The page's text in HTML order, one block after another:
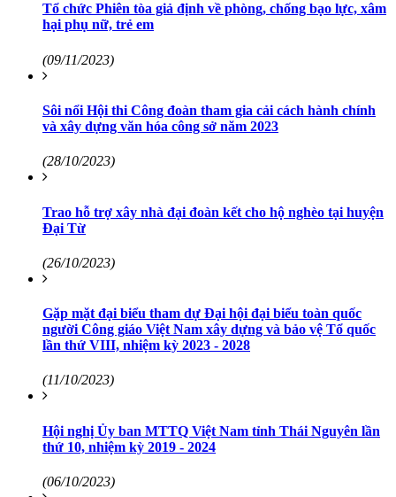
Tổ chức Phiên tòa giả định về phòng, chống bạo lực, xâm
hại phụ nữ, trẻ em
(09/11/2023)
Sôi nổi Hội thi Công đoàn tham gia cải cách hành chính
và xây dựng văn hóa công sở năm 2023
(28/10/2023)
Trao hỗ trợ xây nhà đại đoàn kết cho hộ nghèo tại huyện
Đại Từ
(26/10/2023)
Gặp mặt đại biểu tham dự Đại hội đại biểu toàn quốc
người Công giáo Việt Nam xây dựng và bảo vệ Tổ quốc
lần thứ VIII, nhiệm kỳ 2023 - 2028
(11/10/2023)
Hội nghị Ủy ban MTTQ Việt Nam tỉnh Thái Nguyên lần
thứ 10, nhiệm kỳ 2019 - 2024
(06/10/2023)